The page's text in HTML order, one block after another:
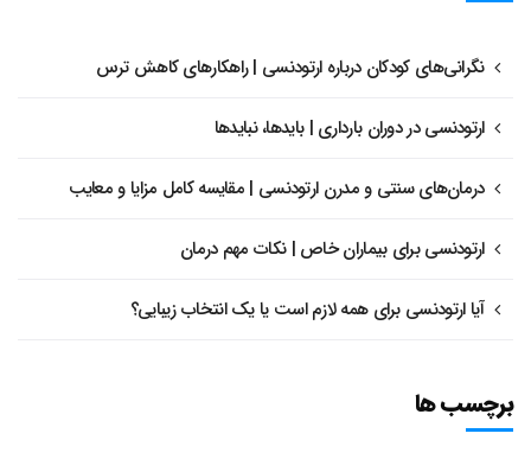
نگرانی‌های کودکان درباره ارتودنسی | راهکارهای کاهش ترس
ارتودنسی در دوران بارداری | بایدها، نبایدها
درمان‌های سنتی و مدرن ارتودنسی | مقایسه کامل مزایا و معایب
ارتودنسی برای بیماران خاص | نکات مهم درمان
آیا ارتودنسی برای همه لازم است یا یک انتخاب زیبایی؟
برچسب ها